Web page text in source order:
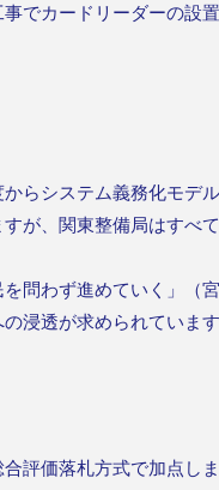
でカードリーダーの設
らシステム義務化モデ
が、関東整備局はすべ
問わず進めていく」（
浸透が求められています
評価落札方式で加点しま